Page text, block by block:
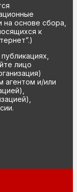
основе сбора,
к
лицо
агентом и/или